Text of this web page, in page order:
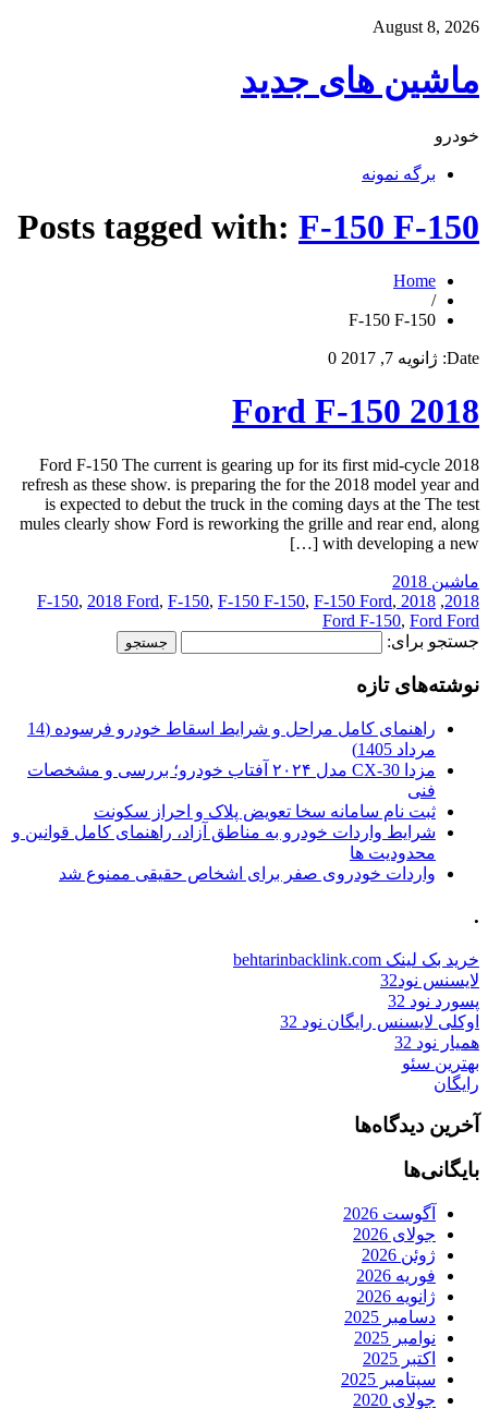
August 8, 2026
ماشین های جدید
خودرو
برگه نمونه
Posts tagged with: F-150 F-150
Home
/
F-150 F-150
Date: ژانویه 7, 2017 0
2018 Ford F-150
2018 Ford F-150 The current is gearing up for its first mid-cycle
refresh as these show. is preparing the for the 2018 model year and
is expected to debut the truck in the coming days at the The test
mules clearly show Ford is reworking the grille and rear end, along
with developing a new […]
ماشین 2018
2018
,
2018 F-150
, 2018 Ford, F-150, F-150 F-150, F-150 Ford,
Ford F-150, Ford Ford
جستجو برای:
نوشته‌های تازه
راهنمای کامل مراحل و شرایط اسقاط خودرو فرسوده (14
مرداد 1405)
مزدا CX-30 مدل ۲۰۲۴ آفتاب خودرو؛ بررسی و مشخصات
فنی
ثبت نام سامانه سخا تعویض پلاک و احراز سکونت
شرایط واردات خودرو به مناطق آزاد، راهنمای کامل قوانین و
محدودیت ها
واردات خودروی صفر برای اشخاص حقیقی ممنوع شد
.
خرید بک لینک behtarinbacklink.com
لایسنس نود32
پسورد نود 32
اوکلی لایسنس رایگان نود 32
همیار نود 32
بهترین سئو
رایگان
آخرین دیدگاه‌ها
بایگانی‌ها
آگوست 2026
جولای 2026
ژوئن 2026
فوریه 2026
ژانویه 2026
دسامبر 2025
نوامبر 2025
اکتبر 2025
سپتامبر 2025
جولای 2020